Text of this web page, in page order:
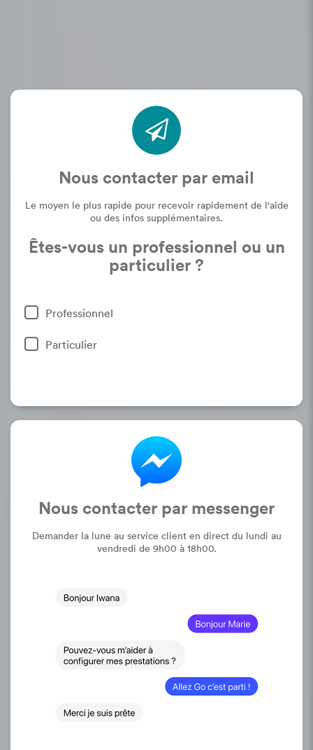
Nous contacter par email
Le moyen le plus rapide pour recevoir rapidement de l'aide
ou des infos supplémentaires.
Êtes-vous un professionnel ou un
particulier ?
Professionnel
Particulier
Nous contacter par messenger
Demander la lune au service client en direct du lundi au
vendredi de 9h00 à 18h00.